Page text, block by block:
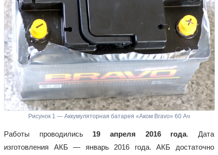
Рисунок 1 — Аккумуляторная батарея «Аком Bravo» 60 Ач
Работы проводились 19 апреля 2016 года. Дата
изготовления АКБ — январь 2016 года. АКБ достаточно